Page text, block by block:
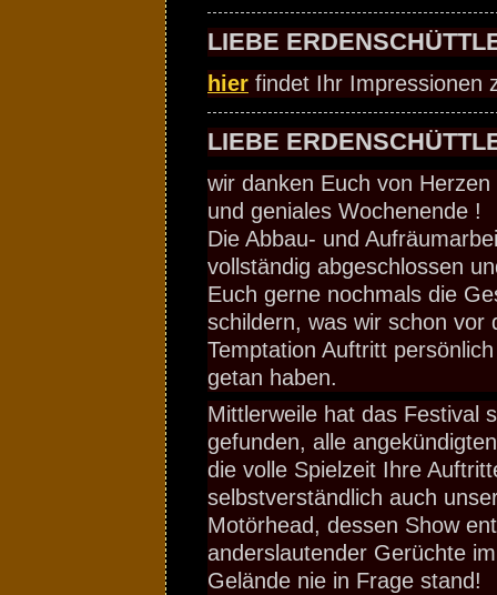
LIEBE
hier findet Ihr Impressionen
LIEBE
wir danken Euch von
und geniales Wochenende !
Die Abbau- und
vollständig abgeschlossen
Euch gerne nochmals die
schildern, was wir schon vor
Temptation Auftritt
getan haben.
Mittlerweile hat das Festival
gefunden, alle
die volle Spielzeit Ihre
selbstverständlich auch
Motörhead, dessen Show
anderslautender Gerüchte
Gelände nie in Frage stand!